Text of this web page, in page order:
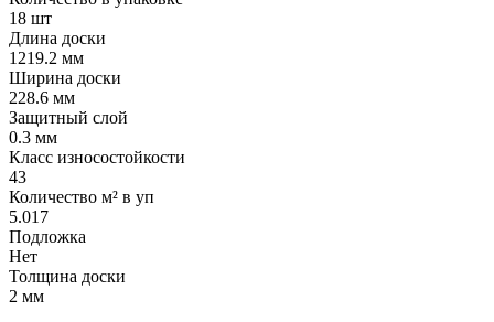
18 шт
Длина доски
1219.2 мм
Ширина доски
228.6 мм
Защитный слой
0.3 мм
Класс износостойкости
43
Количество м² в уп
5.017
Подложка
Нет
Толщина доски
2 мм